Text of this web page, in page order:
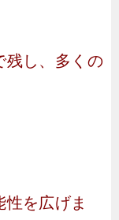
残し、多くの
を広げま